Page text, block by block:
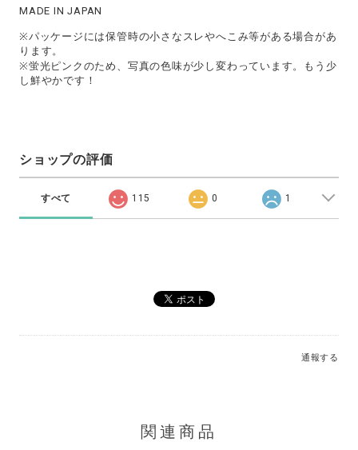
MADE IN JAPAN
※パッケージには保管時の小さなスレやへこみ等がある場合があ
ります。
※蛍光ピンクのため、写真の色味が少し変わっています。もう少
し鮮やかです！
ショップの評価
すべて 115 0 1
通報する
関連商品